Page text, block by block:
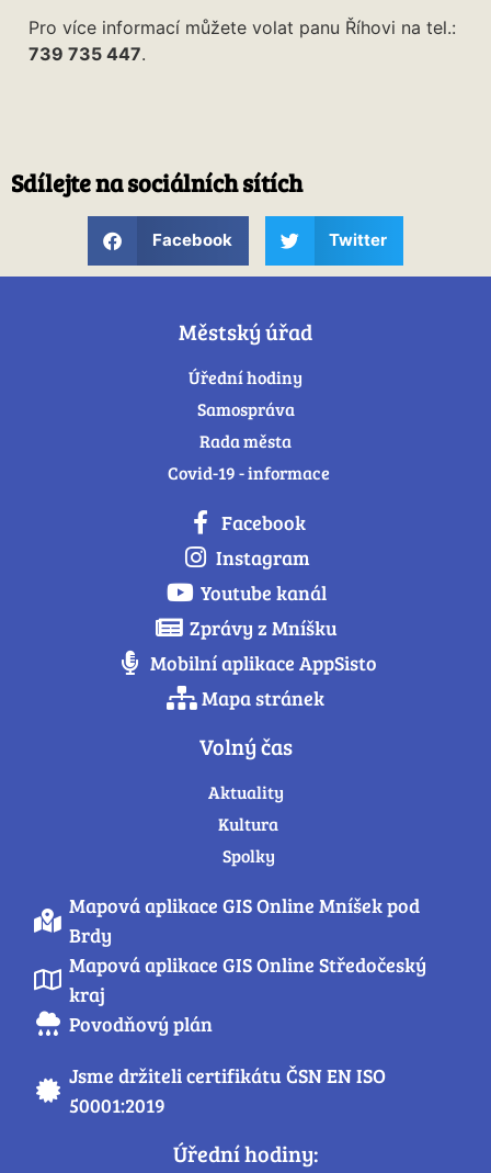
Pro více informací můžete volat panu Říhovi na tel.:
739 735 447.
Sdílejte na sociálních sítích
Facebook Twitter
Městský úřad
Úřední hodiny
Samospráva
Rada města
Covid-19 - informace
Facebook
Instagram
Youtube kanál
Zprávy z Mníšku
Mobilní aplikace AppSisto
Mapa stránek
Volný čas
Aktuality
Kultura
Spolky
Mapová aplikace GIS Online Mníšek pod
Brdy
Mapová aplikace GIS Online Středočeský
kraj
Povodňový plán
Jsme držiteli certifikátu ČSN EN ISO
50001:2019
Úřední hodiny: